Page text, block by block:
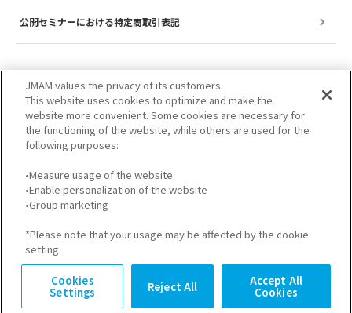
公開セミナーにおける特定商取引表記
サイトのご利用について
JMAM values the privacy of its customers.
This website uses cookies to optimize and make the
website more convenient. Some cookies are necessary for
the functioning of the website, while others are used for the
following purposes:
•Measure usage of the website
•Enable personalization of the website
•Group marketing
*Please note that your usage may be affected by the cookie
setting.
Cookies
Settings Reject All Accept All
Cookies